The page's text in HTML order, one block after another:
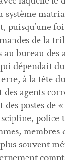
sys­tème
puisqu’une
de la
au bureau
dépendait
à la tête
agents
des postes de
police
mem­bres
sou­vent